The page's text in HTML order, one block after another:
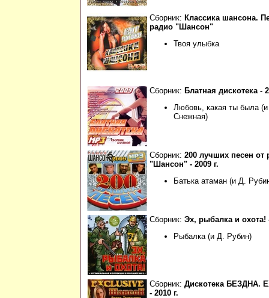
Сборник: Классика шансона.
радио "Шансон"
Твоя улыбка
Сборник: Блатная дискотека -
Любовь, какая ты была
Снежная)
Сборник: 200 лучших песен от
"Шансон" - 2009 г.
Батька атаман (и Д.
Сборник: Эх, рыбалка и охота!
Рыбалка (и Д. Рубин)
Сборник: Дискотека БЕЗДНА.
- 2010 г.